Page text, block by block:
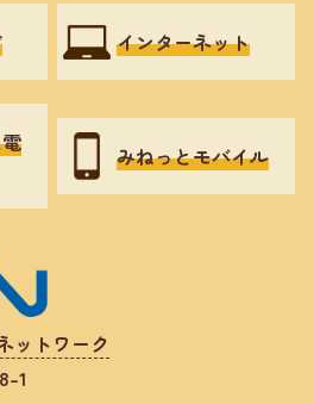
ットワーク
1
インターネット
みねっとモバイル